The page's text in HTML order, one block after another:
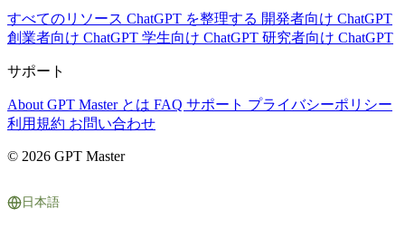
すべてのリソース ChatGPT を整理する 開発者向け ChatGPT
創業者向け ChatGPT 学生向け ChatGPT 研究者向け ChatGPT
サポート
About GPT Master とは FAQ サポート プライバシーポリシー
利用規約 お問い合わせ
© 2026 GPT Master
日本語